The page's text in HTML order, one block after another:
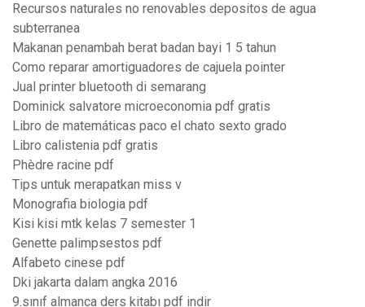
Recursos naturales no renovables depositos de agua
subterranea
Makanan penambah berat badan bayi 1 5 tahun
Como reparar amortiguadores de cajuela pointer
Jual printer bluetooth di semarang
Dominick salvatore microeconomia pdf gratis
Libro de matemáticas paco el chato sexto grado
Libro calistenia pdf gratis
Phèdre racine pdf
Tips untuk merapatkan miss v
Monografia biologia pdf
Kisi kisi mtk kelas 7 semester 1
Genette palimpsestos pdf
Alfabeto cinese pdf
Dki jakarta dalam angka 2016
9.sınıf almanca ders kitabı pdf indir